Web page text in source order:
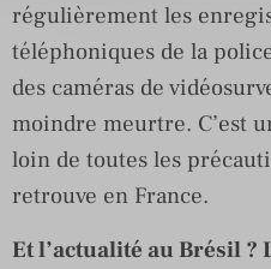
régulièrement les
téléphoniques de la
des caméras de
moindre meurtre. C’est
loin de toutes les
retrouve en France.
Et l’actualité au Brésil ?